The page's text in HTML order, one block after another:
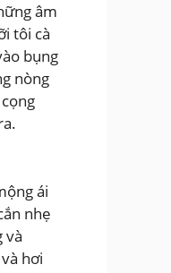
âm
tôi cà
bụng
nòng
ái
nhẹ
và
hơi